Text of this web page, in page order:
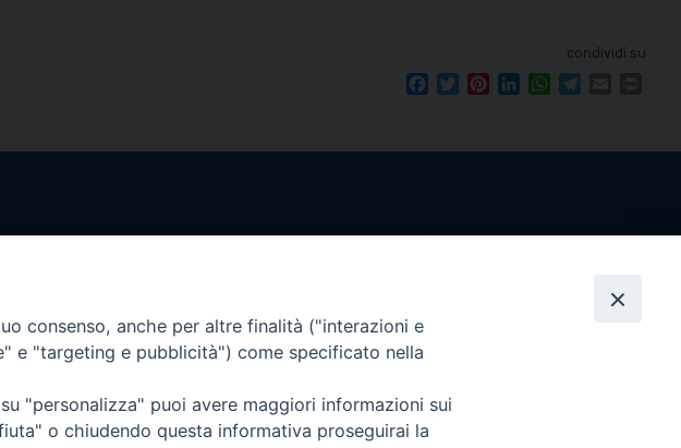
condividi su
FacebookTwitterPinterestLinkedInWhatsApp
di apertura seguici su
Ricerca
per:
consenso, anche per altre finalità ("interazioni e
e "targeting e pubblicità") come specificato nella
"personalizza" puoi avere maggiori informazioni sui
o chiudendo questa informativa proseguirai la